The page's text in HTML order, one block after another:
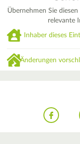
Übernehmen Sie
relevante
Inhaber dieses
Änderungen